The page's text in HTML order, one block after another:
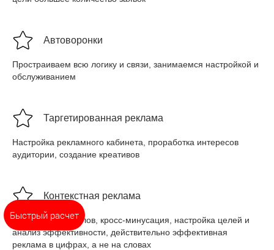
Автоворонки
Простраиваем всю логику и связи, занимаемся настройкой и
обслуживанием
Таргетированная реклама
Настройка рекламного кабинета, проработка интересов
аудитории, создание креативов
Контекстная реклама
Сбор ключевых слов, кросс-минусация, настройка целей и
анализ эффективности, действительно эффективная
реклама в цифрах, а не на словах
Быстрый расчет